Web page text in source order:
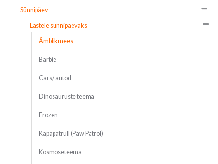
Sünnipäev
Lastele sünnipäevaks
Ämblikmees
Barbie
Cars/ autod
Dinosauruste teema
Frozen
Käpapatrull (Paw Patrol)
Kosmoseteema